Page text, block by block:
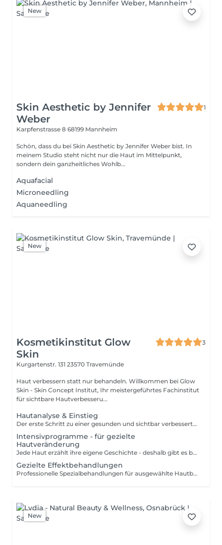
New
Skin Aesthetic by Jennifer
Weber
1
Karpfenstrasse 8 68199 Mannheim
Schön, dass du bei Skin Aesthetic by Jennifer Weber bist. In
meinem Studio steht nicht nur die Haut im Mittelpunkt,
sondern dein ganzheitliches Wohlb...
Aquafacial
Microneedling
Aquaneedling
New
Kosmetikinstitut Glow
Skin
3
Kurgartenstr. 131 23570 Travemünde
Haut verbessern statt nur behandeln. Willkommen bei Glow
Skin - Skin Concept Institut, Ihr meistergeführtes Fachinstitut
für sichtbare Hautverbesseru...
Hautanalyse & Einstieg
Der erste Schritt zu einer gesunden und sichtbar verbesserten Haut. Mithilfe moderner Hautanalyse-Technologie und einer individuellen Beratung erfassen wir den aktuellen Hautzustand und entwickeln einen persönlichen Pflege- und Behandlungsplan. Ob Hautanalyse, Skin Coaching oder ein professionelles Einstiegsritual - dieser Bereich bildet die Grundlage für gezielte Hautverbesserung und langfristige Ergebnisse.
Intensivprogramme - für gezielte
Hautveränderung
Jede Haut erzählt ihre eigene Geschichte - deshalb gibt es bei unseren Intensivprogrammen keine Behandlung von der Stange. Auf Grundlage einer professionellen Hautanalyse, via Observ-Technologie und via BodyGen, erstellen wir ein individuelles Behandlungskonzept, das sich an Ihren persönlichen Hautzielen orientiert. Durch regelmäßige Begleitung, moderner Hautanalysen und gezielte Behandlungen arbeiten wir Schritt für Schritt an einer nachhaltigen Verbesserung Ihres Hautbildes.
Gezielte Effektbehandlungen
Professionelle Spezialbehandlungen für ausgewählte Hautbedürfnisse. Jede Behandlung basiert auf einem bewährten Behandlungskonzept und kombiniert hochwertige Wirkstoffe mit moderner apparativer Kosmetik. Von intensiver Feuchtigkeitsversorgung über Hautberuhigung bis hin zu Anti-Aging-Anwendungen - gezielte Effektbehandlungen setzen wirksame Impulse für ein sichtbar gepflegtes und vitales Hautbild.
New